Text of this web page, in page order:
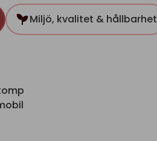
Miljö, kvalitet & hållbarhet